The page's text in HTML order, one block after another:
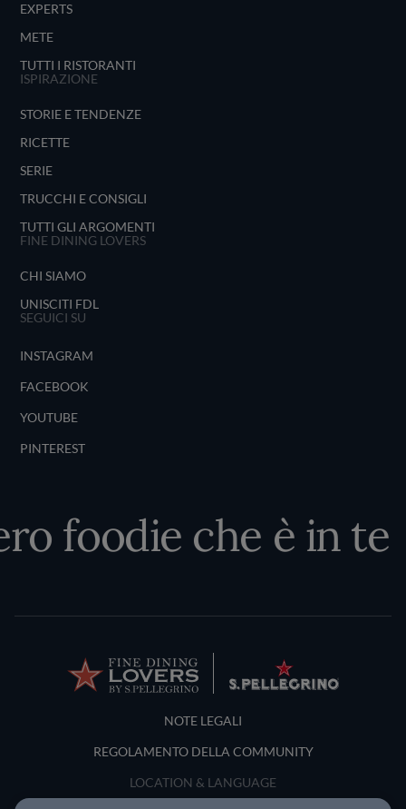
EXPERTS
METE
TUTTI I RISTORANTI
ISPIRAZIONE
STORIE E TENDENZE
RICETTE
SERIE
TRUCCHI E CONSIGLI
TUTTI GLI ARGOMENTI
FINE DINING LOVERS
CHI SIAMO
UNISCITI FDL
SEGUICI SU
INSTAGRAM
FACEBOOK
YOUTUBE
PINTEREST
foodie che è in te
Terms and Conditions
NOTE LEGALI
REGOLAMENTO DELLA COMMUNITY
LOCATION & LANGUAGE